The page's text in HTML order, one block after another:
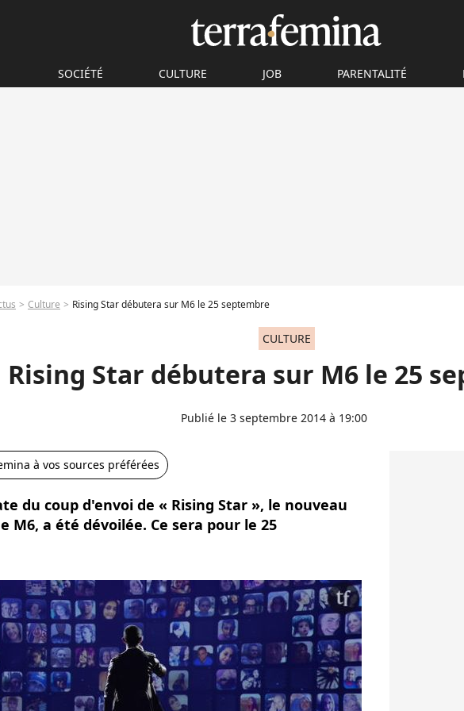
SOCIÉTÉ CULTURE JOB PARENTALITÉ
Culture Rising Star débutera sur M6 le 25 septembre
CULTURE
Rising Star débutera sur M6 le 25
Publié le 3 septembre 2014 à 19:00
à vos sources préférées
du coup d'envoi de « Rising Star », le nouveau
M6, a été dévoilée. Ce sera pour le 25